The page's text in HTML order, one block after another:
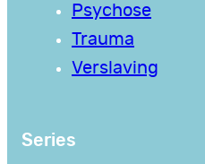
Psychose
Trauma
Verslaving
Series